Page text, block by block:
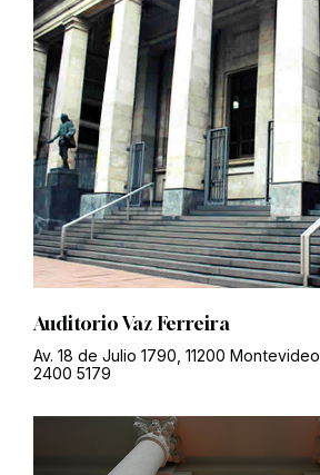
Auditorio Vaz Ferreira
Av. 18 de Julio 1790, 11200 Montevideo
2400 5179